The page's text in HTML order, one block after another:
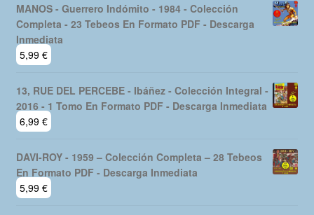
MANOS - Guerrero Indómito - 1984 - Colección
Completa - 23 Tebeos En Formato PDF - Descarga
Inmediata
5,99 €
13, RUE DEL PERCEBE - Ibáñez - Colección Integral -
2016 - 1 Tomo En Formato PDF - Descarga Inmediata
6,99 €
DAVI-ROY - 1959 – Colección Completa – 28 Tebeos
En Formato PDF - Descarga Inmediata
5,99 €